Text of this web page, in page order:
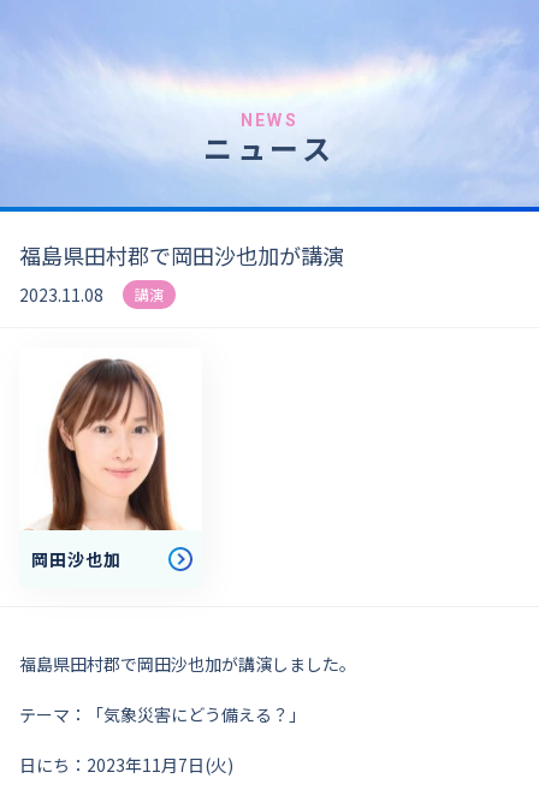
NEWS
ニュース
福島県田村郡で岡田沙也加が講演
2023.11.08 講演
岡田沙也加
福島県田村郡で岡田沙也加が講演しました。
テーマ：「気象災害にどう備える？」
日にち：2023年11月7日(火)